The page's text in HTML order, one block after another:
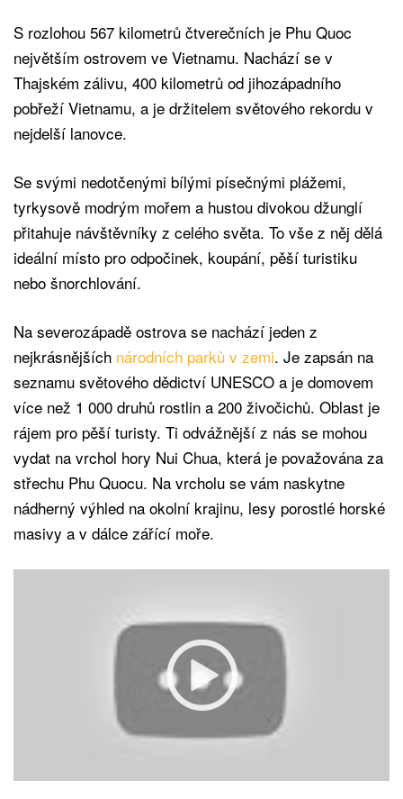
S rozlohou 567 kilometrů čtverečních je Phu Quoc
největším ostrovem ve Vietnamu. Nachází se v
Thajském zálivu, 400 kilometrů od jihozápadního
pobřeží Vietnamu, a je držitelem světového rekordu v
nejdelší lanovce.
Se svými nedotčenými bílými písečnými plážemi,
tyrkysově modrým mořem a hustou divokou džunglí
přitahuje návštěvníky z celého světa. To vše z něj dělá
ideální místo pro odpočinek, koupání, pěší turistiku
nebo šnorchlování.
Na severozápadě ostrova se nachází jeden z
nejkrásnějších národních parků v zemi. Je zapsán na
seznamu světového dědictví UNESCO a je domovem
více než 1 000 druhů rostlin a 200 živočichů. Oblast je
rájem pro pěší turisty. Ti odvážnější z nás se mohou
vydat na vrchol hory Nui Chua, která je považována za
střechu Phu Quocu. Na vrcholu se vám naskytne
nádherný výhled na okolní krajinu, lesy porostlé horské
masivy a v dálce zářící moře.